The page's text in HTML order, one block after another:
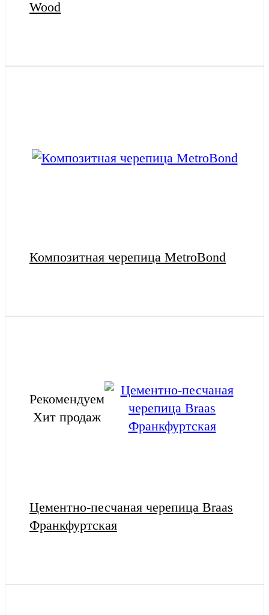
Wood
Композитная черепица MetroBond
Рекомендуем
Хит продаж
Цементно-песчаная черепица Braas
Франкфуртская